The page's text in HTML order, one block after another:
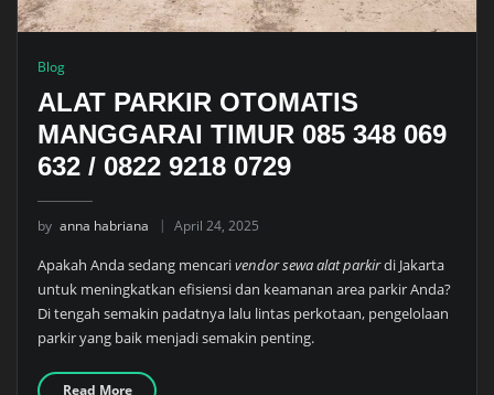
Blog
ALAT PARKIR OTOMATIS
MANGGARAI TIMUR 085 348 069
632 / 0822 9218 0729
by anna habriana April 24, 2025
Apakah Anda sedang mencarivendor sewa alat parkirdi Jakarta
untuk meningkatkan efisiensi dan keamanan area parkir Anda?
Di tengah semakin padatnya lalu lintas perkotaan, pengelolaan
parkir yang baik menjadi semakin penting.
Read More